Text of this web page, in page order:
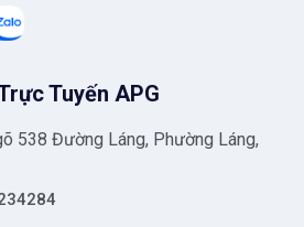
Tuyến APG
538 Đường Láng, Phường Láng,